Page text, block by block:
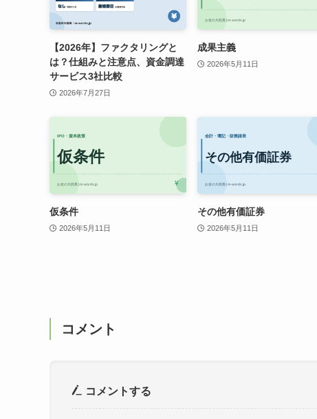
【2026年】ファクタリングと
は？仕組みと注意点、資金調達
サービス3社比較
2026年7月27日
成果主義
2026年5月11日
仮条件
2026年5月11日
その他有価証券
2026年5月11日
コメント
コメントする